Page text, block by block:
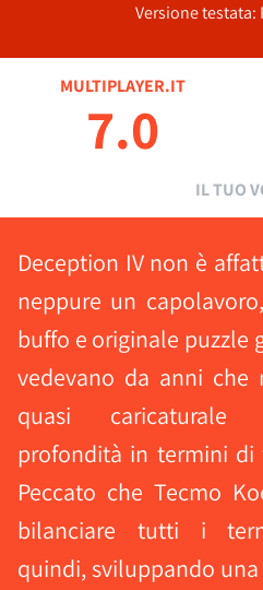
Versione testata:
MULTIPLAYER.IT
7.0
IL TUO
Deception IV non è
neppure un
buffo e originale puzzle
vedevano da anni che
quasi caricaturale
profondità in termini di
Peccato che Tecmo
bilanciare tutti i
quindi, sviluppando